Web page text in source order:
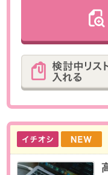
◀ 1 2 3